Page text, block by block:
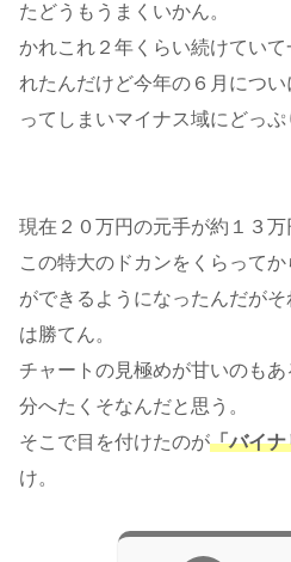
たどうもうまくいかん。
かれこれ２年くらい続けてい
れたんだけど今年の６月につ
ってしまいマイナス域にどっぷ
現在２０万円の元手が約１３万
この特大のドカンをくらって
ができるようになったんだが
は勝てん。
チャートの見極めが甘いのも
分へたくそなんだと思う。
そこで目を付けたのが「バイナ
け。